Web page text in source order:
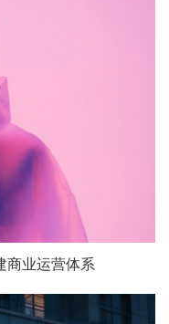
商业运营体系